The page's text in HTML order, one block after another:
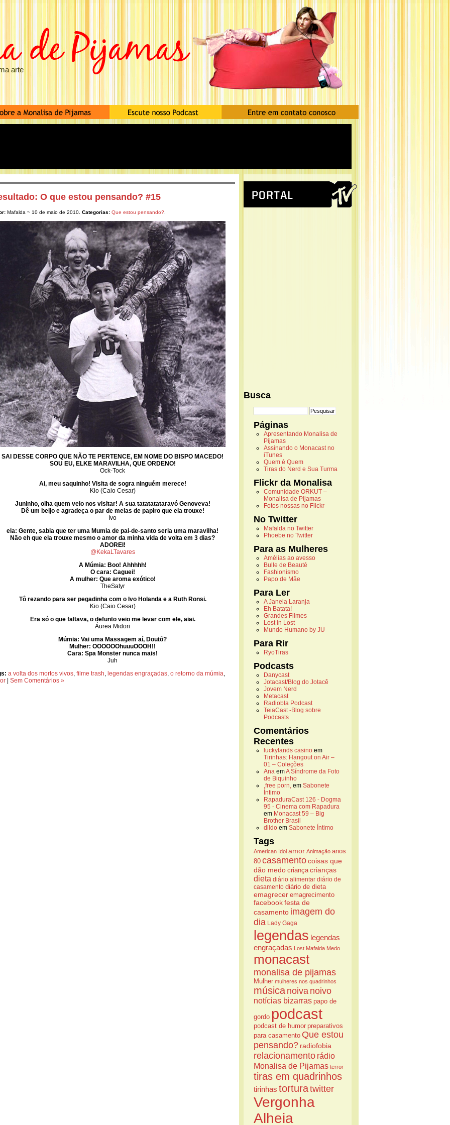
arte
O que estou pensando? #15
Mafalda ~ 10 de maio de 2010. Categorias: Que estou pensando?
SAI DESSE CORPO QUE NÃO TE PERTENCE, EM NOME DO BISPO MACEDO!
SOU EU, ELKE MARAVILHA, QUE ORDENO!
Ock-Tock
Ai, meu saquinho! Visita de sogra ninguém merece!
Kio (Caio Cesar)
Juninho, olha quem veio nos visitar! A sua tatatatataravó Genoveva!
Dê um beijo e agradeça o par de meias de papiro que ela trouxe!
Ivo
ela: Gente, sabia que ter uma Mumia de pai-de-santo seria uma maravilha!
Não eh que ela trouxe mesmo o amor da minha vida de volta em 3 dias?
ADOREI!
@KekaLTavares
A Múmia: Boo! Ahhhhh!
O cara: Caguei!
A mulher: Que aroma exótico!
TheSatyr
Tô rezando para ser pegadinha com o Ivo Holanda e a Ruth Ronsi.
Kio (Caio Cesar)
Era só o que faltava, o defunto veio me levar com ele, aiai.
Áurea Midori
Múmia: Vai uma Massagem aí, Doutô?
Mulher: OOOOOOhuuuOOOH!!
Cara: Spa Monster nunca mais!
Juh
a volta dos mortos vivos, filme trash, legendas engraçadas, o retorno da múmia,
Sem Comentários »
Busca
Páginas
Apresentando Monalisa de
Pijamas
Assinando o Monacast no
iTunes
Quem é Quem
Tiras do Nerd e Sua Turma
Flickr da Monalisa
Comunidade ORKUT –
Monalisa de Pijamas
Fotos nossas no Flickr
No Twitter
Mafalda no Twitter
Phoebe no Twitter
Para as Mulheres
Amélias ao avesso
Bulle de Beauté
Fashionismo
Papo de Mãe
Para Ler
A Janela Laranja
Eh Batata!
Grandes Filmes
Lost in Lost
Mundo Humano by JU
Para Rir
RyoTiras
Podcasts
Danycast
Jotacast/Blog do Jotacê
Jovem Nerd
Metacast
Radiobla Podcast
TeiaCast -Blog sobre
Podcasts
Comentários
Recentes
luckylands casino em
Tirinhas: Hangout on Air –
01 – Coleções
Ana emA Síndrome da Foto
de Biquinho
,free porn, em Sabonete
Íntimo
RapaduraCast 126 - Dogma
95 - Cinema com Rapadura
em Monacast 59 – Big
Brother Brasil
dildo em Sabonete Íntimo
Tags
American Idol amor Animação anos
80 casamentocoisas que
dão medo criança crianças
dieta diário alimentar diário de
casamento diário de dieta
emagrecer emagrecimento
facebookfesta de
casamento imagem do
dia Lady Gaga
legendas legendas
engraçadas Lost Mafalda Medo
monacast
monalisa de pijamas
Mulher mulheres nos quadrinhos
música noiva noivo
notícias bizarras papo de
gordo podcast
podcast de humor preparativos
para casamento Que estou
pensando? radiofobia
relacionamento rádio
Monalisa de Pijamas terror
tiras em quadrinhos
tirinhas torturatwitter
Vergonha
Alheia